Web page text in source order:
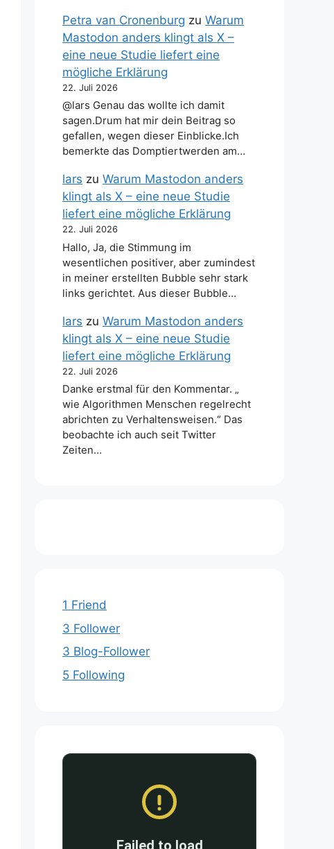
Petra van Cronenburg zu Warum
Mastodon anders klingt als X –
eine neue Studie liefert eine
mögliche Erklärung
22. Juli 2026
@lars Genau das wollte ich damit
sagen.Drum hat mir dein Beitrag so
gefallen, wegen dieser Einblicke.Ich
bemerkte das Domptiertwerden am…
lars zu Warum Mastodon anders
klingt als X – eine neue Studie
liefert eine mögliche Erklärung
22. Juli 2026
Hallo, Ja, die Stimmung im
wesentlichen positiver, aber zumindest
in meiner erstellten Bubble sehr stark
links gerichtet. Aus dieser Bubble…
lars zu Warum Mastodon anders
klingt als X – eine neue Studie
liefert eine mögliche Erklärung
22. Juli 2026
Danke erstmal für den Kommentar. „
wie Algorithmen Menschen regelrecht
abrichten zu Verhaltensweisen.“ Das
beobachte ich auch seit Twitter
Zeiten…
1 Friend
3 Follower
3 Blog-Follower
5 Following